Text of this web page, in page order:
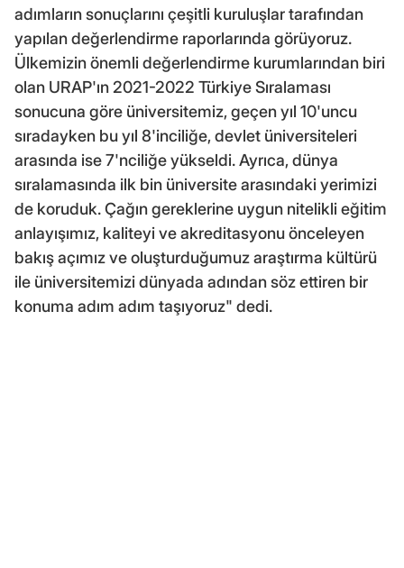
adımların sonuçlarını çeşitli kuruluşlar tarafından
yapılan değerlendirme raporlarında görüyoruz.
Ülkemizin önemli değerlendirme kurumlarından biri
olan URAP'ın 2021-2022 Türkiye Sıralaması
sonucuna göre üniversitemiz, geçen yıl 10'uncu
sıradayken bu yıl 8'inciliğe, devlet üniversiteleri
arasında ise 7'nciliğe yükseldi. Ayrıca, dünya
sıralamasında ilk bin üniversite arasındaki yerimizi
de koruduk. Çağın gereklerine uygun nitelikli eğitim
anlayışımız, kaliteyi ve akreditasyonu önceleyen
bakış açımız ve oluşturduğumuz araştırma kültürü
ile üniversitemizi dünyada adından söz ettiren bir
konuma adım adım taşıyoruz" dedi.